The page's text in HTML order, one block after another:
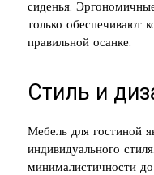
сиденья.
только обеспечивают
правильной осанке.
Стиль и
Мебель для гостиной
индивидуального
минималистичности до